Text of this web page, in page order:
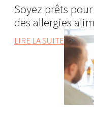
Soyez prêts
des allergies
LIRE LA SUITE